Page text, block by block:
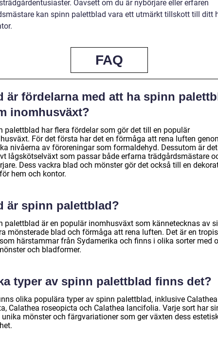
Oavsett om du är nybörjare eller erfaren
kan spinn palettblad vara ett utmärkt tillskott till ditt
FAQ
är fördelarna med att ha spinn
inomhusväxt?
palettblad har flera fördelar som gör det till en populär
För det första har det en förmåga att rena luften
nivåerna av föroreningar som formaldehyd. Dessutom är
lågskötselväxt som passar både erfarna trädgårdsmästare
Dess vackra blad och mönster gör det också till en
hem och kontor.
är spinn palettblad?
palettblad är en populär inomhusväxt som kännetecknas av
mönsterade blad och förmåga att rena luften. Det är en
härstammar från Sydamerika och finns i olika sorter med
och bladformer.
typer av spinn palettblad finns det?
olika populära typer av spinn palettblad, inklusive Calathea
Calathea roseopicta och Calathea lancifolia. Varje sort har
unika mönster och färgvariationer som ger växten dess